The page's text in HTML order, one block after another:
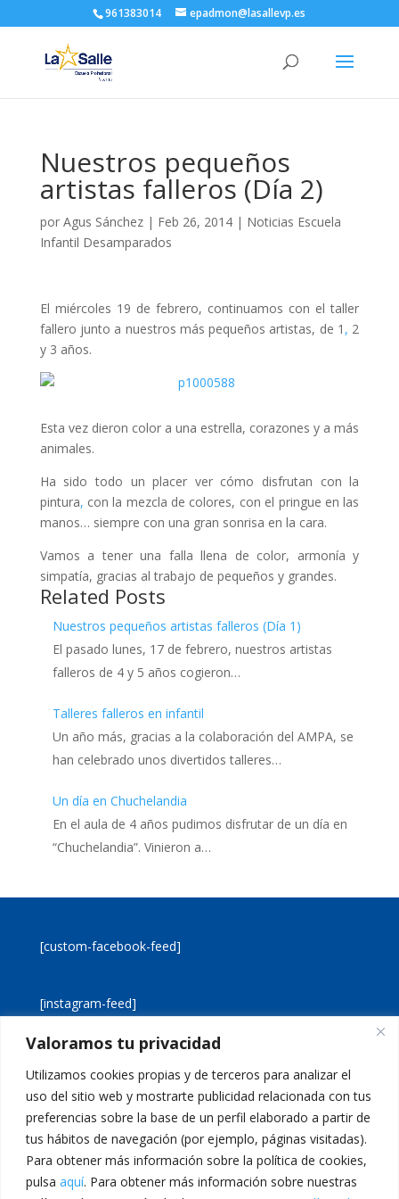
Valoramos tu privacidad
Utilizamos cookies propias y de terceros para analizar el
uso del sitio web y mostrarte publicidad relacionada con tus
preferencias sobre la base de un perfil elaborado a partir de
tus hábitos de navegación (por ejemplo, páginas visitadas).
Para obtener más información sobre la política de cookies,
pulsa aquí. Para obtener más información sobre nuestras
961383014 epadmon@lasallevp.es
Nuestros pequeños
artistas falleros (Día 2)
por Agus Sánchez| Feb 26, 2014| Noticias Escuela
Infantil Desamparados
El miércoles 19 de febrero, continuamos con el taller
fallero junto a nuestros más pequeños artistas, de 1 , 2
y 3 años.
Esta vez dieron color a una estrella, corazones y a más
animales.
Ha sido todo un placer ver cómo disfrutan con la
pintura, con la mezcla de colores, con el pringue en las
manos… siempre con una gran sonrisa en la cara.
Vamos a tener una falla llena de color, armonía y
simpatía, gracias al trabajo de pequeños y grandes.
Related Posts
Nuestros pequeños artistas falleros (Día 1)
El pasado lunes, 17 de febrero, nuestros artistas
falleros de 4 y 5 años cogieron…
Talleres falleros en infantil
Un año más, gracias a la colaboración del AMPA, se
han celebrado unos divertidos talleres…
Un día en Chuchelandia
En el aula de 4 años pudimos disfrutar de un día en
“Chuchelandia”. Vinieron a…
[custom-facebook-feed]
[instagram-feed]